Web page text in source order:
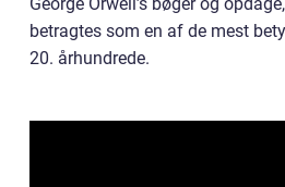
George Orwell’s bøger og
betragtes som en af de mest
20. århundrede.